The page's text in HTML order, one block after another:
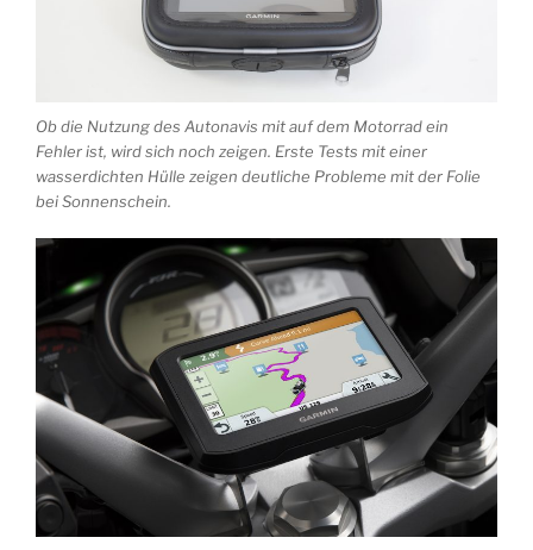
Ob die Nutzung des Autonavis mit auf dem Motorrad ein
Fehler ist, wird sich noch zeigen. Erste Tests mit einer
wasserdichten Hülle zeigen deutliche Probleme mit der Folie
bei Sonnenschein.